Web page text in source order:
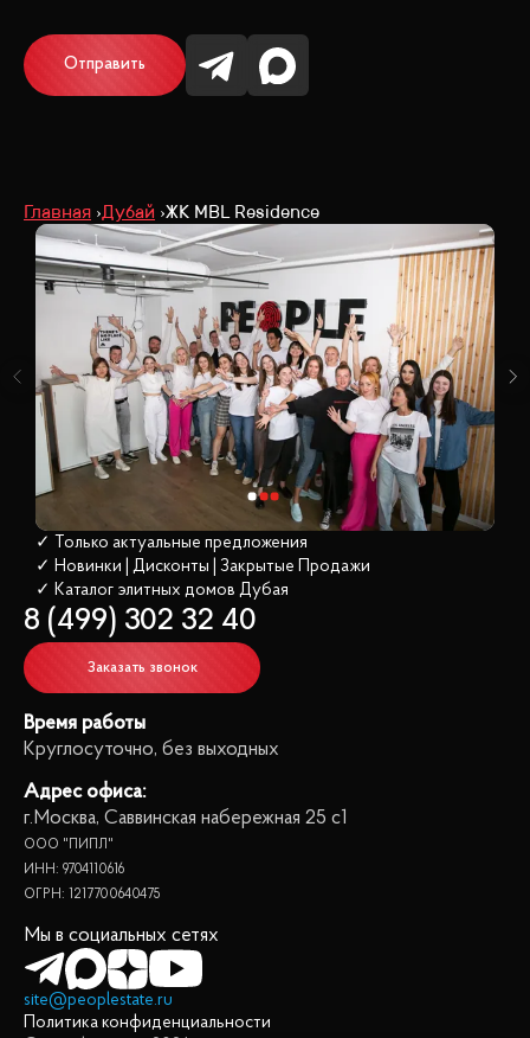
Отправить
Главная Дубай ЖК MBL Residence
✓ Только актуальные предложения
✓ Новинки | Дисконты | Закрытые Продажи
✓ Каталог элитных домов Дубая
8 (499) 302 32 40
Заказать звонок
Время работы
Круглосуточно, без выходных
Адрес офиса:
г.Москва, Саввинская набережная 25 с1
ООО "ПИПЛ"
ИНН: 9704110616
ОГРН: 1217700640475
Мы в социальных сетях
site@peoplestate.ru
Политика конфиденциальности